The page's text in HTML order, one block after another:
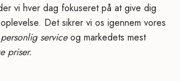
vi hver dag fokuseret på at give dig
Det sikrer vi os igennem vores
serviceog markedets mest
priser.